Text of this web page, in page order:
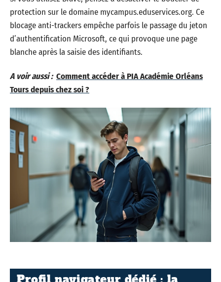
protection sur le domaine mycampus.eduservices.org. Ce
blocage anti-trackers empêche parfois le passage du jeton
d’authentification Microsoft, ce qui provoque une page
blanche après la saisie des identifiants.
A voir aussi : Comment accéder à PIA Académie Orléans
Tours depuis chez soi ?